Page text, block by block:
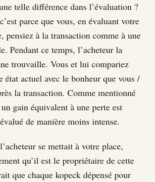
telle différence dans l’évaluation ?
parce que vous, en évaluant votre
pensiez à la transaction comme à une
Pendant ce temps, l’acheteur la
trouvaille. Vous et lui compariez
état actuel avec le bonheur que vous /
la transaction. Comme mentionné
gain équivalent à une perte est
de manière moins intense.
se mettait à votre place,
qu’il est le propriétaire de cette
que chaque kopeck dépensé pour